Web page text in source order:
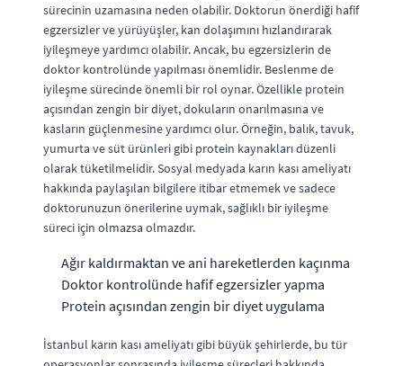
sürecinin uzamasına neden olabilir. Doktorun önerdiği hafif
egzersizler ve yürüyüşler, kan dolaşımını hızlandırarak
iyileşmeye yardımcı olabilir. Ancak, bu egzersizlerin de
doktor kontrolünde yapılması önemlidir. Beslenme de
iyileşme sürecinde önemli bir rol oynar. Özellikle protein
açısından zengin bir diyet, dokuların onarılmasına ve
kasların güçlenmesine yardımcı olur. Örneğin, balık, tavuk,
yumurta ve süt ürünleri gibi protein kaynakları düzenli
olarak tüketilmelidir. Sosyal medyada karın kası ameliyatı
hakkında paylaşılan bilgilere itibar etmemek ve sadece
doktorunuzun önerilerine uymak, sağlıklı bir iyileşme
süreci için olmazsa olmazdır.
Ağır kaldırmaktan ve ani hareketlerden kaçınma
Doktor kontrolünde hafif egzersizler yapma
Protein açısından zengin bir diyet uygulama
İstanbul karın kası ameliyatı gibi büyük şehirlerde, bu tür